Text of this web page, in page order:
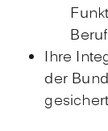
Ihre
der